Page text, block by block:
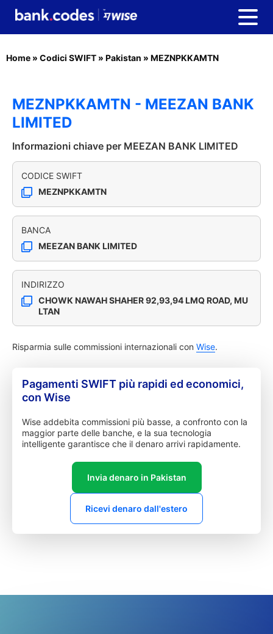
Home » Codici SWIFT » Pakistan » MEZNPKKAMTN
MEZNPKKAMTN - MEEZAN BANK
LIMITED
Informazioni chiave per MEEZAN BANK LIMITED
CODICE SWIFT
MEZNPKKAMTN
BANCA
MEEZAN BANK LIMITED
INDIRIZZO
CHOWK NAWAH SHAHER 92,93,94 LMQ ROAD, MU
LTAN
Risparmia sulle commissioni internazionali con Wise.
Pagamenti SWIFT più rapidi ed economici,
con Wise
Wise addebita commissioni più basse, a confronto con la
maggior parte delle banche, e la sua tecnologia
intelligente garantisce che il denaro arrivi rapidamente.
Invia denaro in Pakistan
Ricevi denaro dall'estero